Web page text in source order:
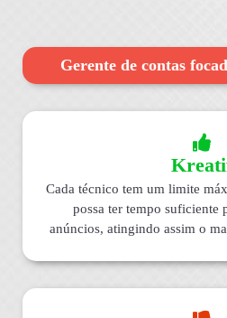
Gerente de contas
Cada técnico tem um limite
possa ter tempo suficiente
anúncios, atingindo assim o